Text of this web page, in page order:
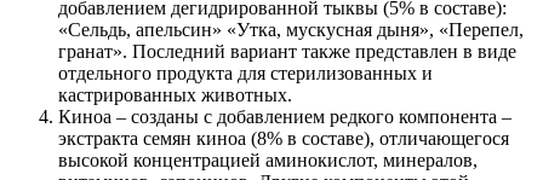
добавлением дегидрированной тыквы (5% в составе):
«Сельдь, апельсин» «Утка, мускусная дыня», «Перепел,
гранат». Последний вариант также представлен в виде
отдельного продукта для стерилизованных и
кастрированных животных.
Киноа – созданы с добавлением редкого компонента –
экстракта семян киноа (8% в составе), отличающегося
высокой концентрацией аминокислот, минералов,